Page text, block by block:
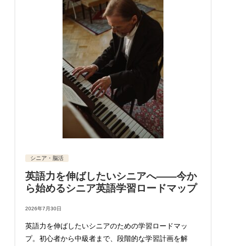
シニア・脳活
英語力を伸ばしたいシニアへ——今か
ら始めるシニア英語学習ロードマップ
2026年7月30日
英語力を伸ばしたいシニアのための学習ロードマッ
プ。初心者から中級者まで、段階的な学習計画を解